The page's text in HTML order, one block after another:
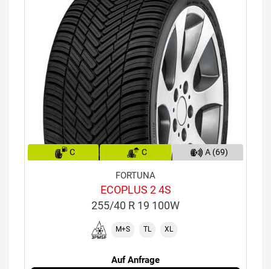
C C A (69)
FORTUNA
ECOPLUS 2 4S
255/40 R 19 100W
M+S TL XL
Auf Anfrage